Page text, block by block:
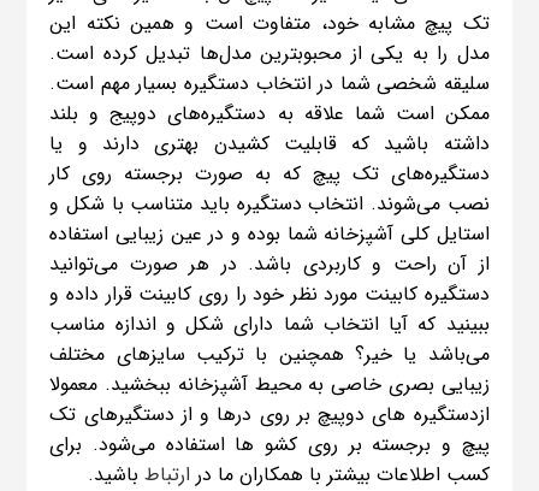
تک پیچ مشابه خود، متفاوت است و همین نکته این
مدل را به یکی از محبوبترین مدل‌ها تبدیل کرده است.
سلیقه شخصی شما در انتخاب دستگیره بسیار مهم است.
ممکن است شما علاقه به دستگیره‌های دوپیج و بلند
داشته باشید که قابلیت کشیدن بهتری دارند و یا
دستگیره‌های تک پیچ که به صورت برجسته روی کار
نصب می‌شوند. انتخاب دستگیره باید متناسب با شکل و
استایل کلی آشپزخانه شما بوده و در عین زیبایی استفاده
از آن راحت و کاربردی باشد. در هر صورت می‌توانید
دستگیره کابینت مورد نظر خود را روی کابینت قرار داده و
ببینید که آیا انتخاب شما دارای شکل و اندازه مناسب
می‌باشد یا خیر؟ همچنین با ترکیب سایزهای مختلف
زیبایی بصری خاصی به محیط آشپزخانه ببخشید. معمولا
ازدستگیره های دوپیچ بر روی درها و از دستگیرهای تک
پیچ و برجسته بر روی کشو ها استفاده می‌شود. برای
کسب اطلاعات بیشتر با همکاران ما در ارتباط باشید.